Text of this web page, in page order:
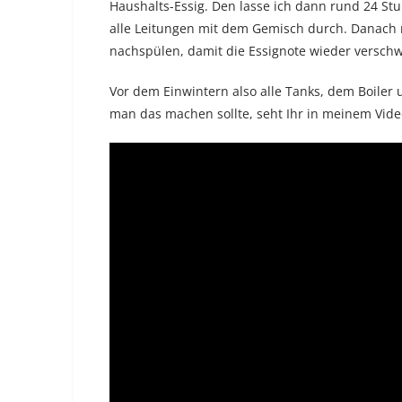
Haushalts-Essig. Den lasse ich dann rund 24
alle Leitungen mit dem Gemisch durch.
nachspülen, damit die Essignote wieder
Vor dem Einwintern also alle Tanks, dem
man das machen sollte, seht Ihr in meinem